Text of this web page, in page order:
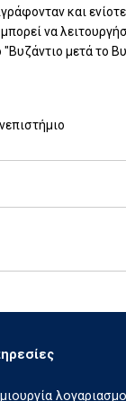
και
να
μετά το